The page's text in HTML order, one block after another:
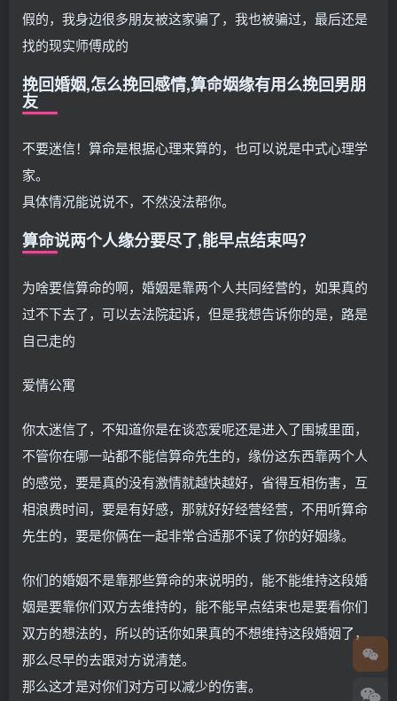
假的，我身边很多朋友被这家骗了，我也被骗过，最后还是
找的现实师傅成的
挽回婚姻,怎么挽回感情,算命姻缘有用么挽回男朋
友
不要迷信！算命是根据心理来算的，也可以说是中式心理学
家。
具体情况能说说不，不然没法帮你。
算命说两个人缘分要尽了,能早点结束吗？
为啥要信算命的啊，婚姻是靠两个人共同经营的，如果真的
过不下去了，可以去法院起诉，但是我想告诉你的是，路是
自己走的
爱情公寓
你太迷信了，不知道你是在谈恋爱呢还是进入了围城里面，
不管你在哪一站都不能信算命先生的，缘份这东西靠两个人
的感觉，要是真的没有激情就越快越好，省得互相伤害，互
相浪费时间，要是有好感，那就好好经营经营，不用听算命
先生的，要是你俩在一起非常合适那不误了你的好姻缘。
你们的婚姻不是靠那些算命的来说明的，能不能维持这段婚
姻是要靠你们双方去维持的，能不能早点结束也是要看你们
双方的想法的，所以的话你如果真的不想维持这段婚姻了，
那么尽早的去跟对方说清楚。
那么这才是对你们对方可以减少的伤害。